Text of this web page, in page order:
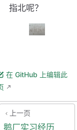
指北呢？
在 GitHub 上编辑此
上一页
鹅厂实习经历